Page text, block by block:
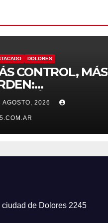
DOLORES
CONTROL, MÁS
LOS
DE
EN
AGOSTO, 2026
de Dolores 2245